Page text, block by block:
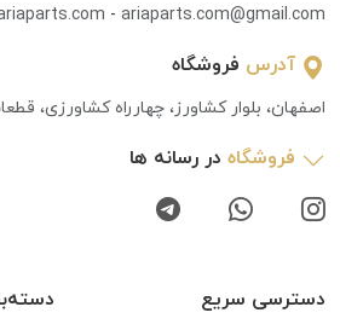
- ariaparts.com@gmail.com
آدرس فروشگاه
اصفهان، بلوار کشاورز، چهارراه کشاورزی،
فروشگاه در رسانه ها
دسترسی سریع